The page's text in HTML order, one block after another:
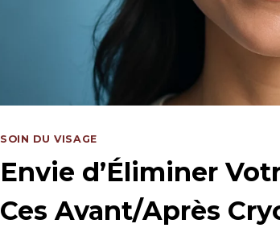
SOIN DU VISAGE
Envie d’Éliminer
Ces Avant/Après